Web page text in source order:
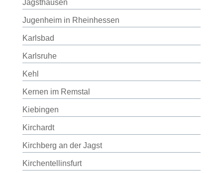
Jagsthausen
Jugenheim in Rheinhessen
Karlsbad
Karlsruhe
Kehl
Kernen im Remstal
Kiebingen
Kirchardt
Kirchberg an der Jagst
Kirchentellinsfurt